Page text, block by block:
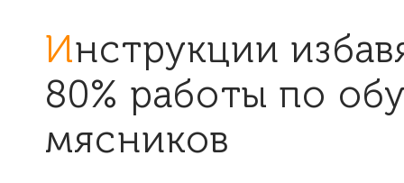
Инструкции избавят вас от
80% работы по
мясников